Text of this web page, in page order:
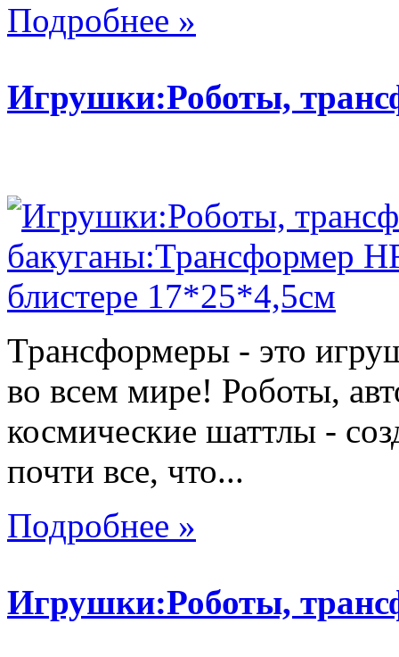
Подробнее »
Игрушки:Роботы,
Трансформеры - это
во всем мире! Роботы,
космические шаттлы -
почти все, что...
Подробнее »
Игрушки:Роботы,